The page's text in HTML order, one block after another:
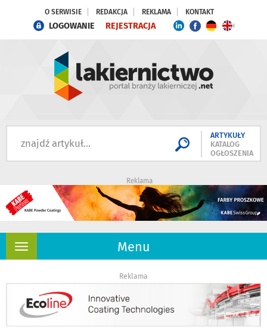
O SERWISIE REDAKCJA REKLAMA KONTAKT
LOGOWANIE REJESTRACJA
ARTYKUŁY
KATALOG
OGŁOSZENIA
Reklama
Menu
Rozwiń
Reklama